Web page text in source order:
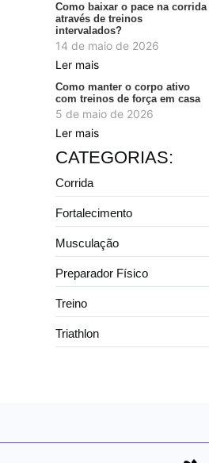
Como baixar o pace na corrida
através de treinos
intervalados?
14 de maio de 2026
Ler mais
Como manter o corpo ativo
com treinos de força em casa
5 de maio de 2026
Ler mais
CATEGORIAS:
Corrida
Fortalecimento
Musculação
Preparador Físico
Treino
Triathlon